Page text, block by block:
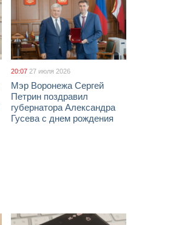
20:07 27 июля 2026
Мэр Воронежа Сергей
Петрин поздравил
губернатора Александра
Гусева с днем рождения